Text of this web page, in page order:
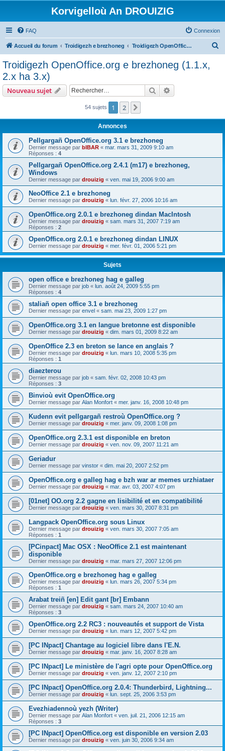
Korvigelloù An DROUIZIG
FAQ Connexion
Accueil du forum Troidigezh e brezhoneg Troidigezh OpenOffice.org e brezhoneg (1.1.x, 2.x ha 3.x)
c
Troidigezh OpenOffice.org e brezhoneg (1.1.x,
2.x ha 3.x)
Nouveau sujet Rechercher
54 sujets 1 2
Annonces
Pellgargañ OpenOffice.org 3.1 e brezhoneg
Dernier message par bIBAR « mar. mars 31, 2009 9:10 am
Réponses : 4
Pellgargañ OpenOffice.org 2.4.1 (m17) e brezhoneg,
Windows
Dernier message par drouizig « ven. mai 19, 2006 9:00 am
NeoOffice 2.1 e brezhoneg
Dernier message par drouizig « lun. févr. 27, 2006 10:16 am
OpenOffice.org 2.0.1 e brezhoneg dindan MacIntosh
Dernier message par drouizig « sam. mars 31, 2007 7:19 am
Réponses : 2
OpenOffice.org 2.0.1 e brezhoneg dindan LINUX
Dernier message par drouizig « mer. févr. 01, 2006 5:21 pm
Sujets
open office e brezhoneg hag e galleg
Dernier message par job « lun. août 24, 2009 5:55 pm
Réponses : 4
staliañ open office 3.1 e brezhoneg
Dernier message par envel « sam. mai 23, 2009 1:27 pm
OpenOffice.org 3.1 en langue bretonne est disponible
Dernier message par drouizig « dim. mars 01, 2009 8:22 am
OpenOffice 2.3 en breton se lance en anglais ?
Dernier message par drouizig « lun. mars 10, 2008 5:35 pm
Réponses : 1
diaezterou
Dernier message par job « sam. févr. 02, 2008 10:43 pm
Réponses : 3
Binvioù evit OpenOffice.org
Dernier message par Alan Monfort « mer. janv. 16, 2008 10:48 pm
Kudenn evit pellgargañ restroù OpenOffice.org ?
Dernier message par drouizig « mer. janv. 09, 2008 1:08 pm
OpenOffice.org 2.3.1 est disponible en breton
Dernier message par drouizig « ven. nov. 09, 2007 11:21 am
Geriadur
Dernier message par vinstor « dim. mai 20, 2007 2:52 pm
OpenOffice.org e galleg hag e bzh war ar memes urzhiataer
Dernier message par drouizig « mar. avr. 03, 2007 4:07 pm
[01net] OO.org 2.2 gagne en lisibilité et en compatibilité
Dernier message par drouizig « ven. mars 30, 2007 8:31 pm
Langpack OpenOffice.org sous Linux
Dernier message par drouizig « ven. mars 30, 2007 7:05 am
Réponses : 1
[PCinpact] Mac OSX : NeoOffice 2.1 est maintenant
disponible
Dernier message par drouizig « mar. mars 27, 2007 12:06 pm
OpenOffice.org e brezhoneg hag e galleg
Dernier message par drouizig « lun. mars 26, 2007 5:34 pm
Réponses : 1
Arabat treiñ [en] Edit gant [br] Embann
Dernier message par drouizig « sam. mars 24, 2007 10:40 am
Réponses : 3
OpenOffice.org 2.2 RC3 : nouveautés et support de Vista
Dernier message par drouizig « lun. mars 12, 2007 5:42 pm
[PC INpact] Chantage au logiciel libre dans l'E.N.
Dernier message par drouizig « mar. janv. 16, 2007 8:28 am
[PC INpact] Le ministère de l'agri opte pour OpenOffice.org
Dernier message par drouizig « ven. janv. 12, 2007 2:10 pm
[PC INpact] OpenOffice.org 2.0.4: Thunderbird, Lightning...
Dernier message par drouizig « lun. sept. 25, 2006 3:53 pm
Evezhiadennoù yezh (Writer)
Dernier message par Alan Monfort « ven. juil. 21, 2006 12:15 am
Réponses : 3
[PC INpact] OpenOffice.org est disponible en version 2.03
Dernier message par drouizig « ven. juin 30, 2006 9:34 am